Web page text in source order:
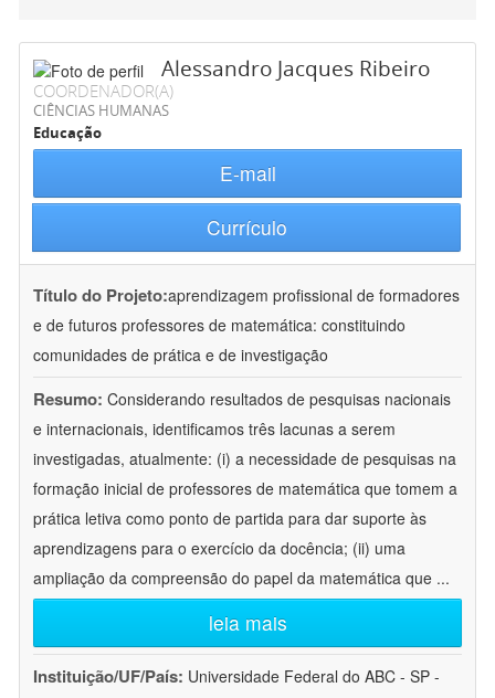
Alessandro Jacques Ribeiro
COORDENADOR(A)
CIÊNCIAS HUMANAS
Educação
E-mail
Currículo
Título do Projeto:aprendizagem profissional de formadores
e de futuros professores de matemática: constituindo
comunidades de prática e de investigação
Resumo: Considerando resultados de pesquisas nacionais
e internacionais, identificamos três lacunas a serem
investigadas, atualmente: (i) a necessidade de pesquisas na
formação inicial de professores de matemática que tomem a
prática letiva como ponto de partida para dar suporte às
aprendizagens para o exercício da docência; (ii) uma
ampliação da compreensão do papel da matemática que ...
leia mais
Instituição/UF/País: Universidade Federal do ABC - SP -